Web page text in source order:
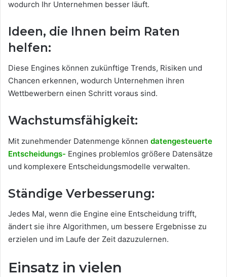
wodurch Ihr Unternehmen besser läuft.
Ideen, die Ihnen beim Raten
helfen:
Diese Engines können zukünftige Trends, Risiken und
Chancen erkennen, wodurch Unternehmen ihren
Wettbewerbern einen Schritt voraus sind.
Wachstumsfähigkeit:
Mit zunehmender Datenmenge können datengesteuerte
Entscheidungs- Engines problemlos größere Datensätze
und komplexere Entscheidungsmodelle verwalten.
Ständige Verbesserung:
Jedes Mal, wenn die Engine eine Entscheidung trifft,
ändert sie ihre Algorithmen, um bessere Ergebnisse zu
erzielen und im Laufe der Zeit dazuzulernen.
Einsatz in vielen